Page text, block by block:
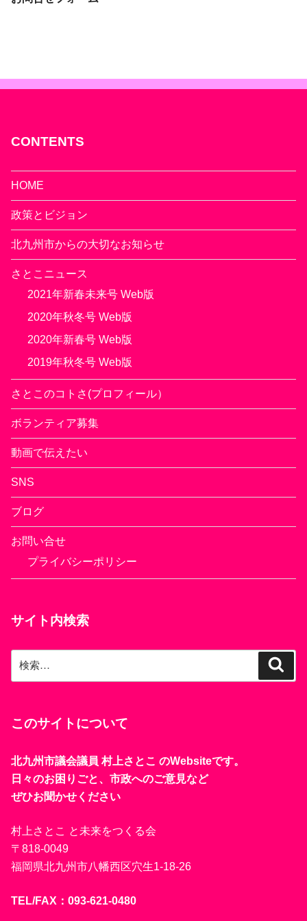
CONTENTS
HOME
政策とビジョン
北九州市からの大切なお知らせ
さとこニュース
2021年新春未来号 Web版
2020年秋冬号 Web版
2020年新春号 Web版
2019年秋冬号 Web版
さとこのコトさ(プロフィール）
ボランティア募集
動画で伝えたい
SNS
ブログ
お問い合せ
プライバシーポリシー
サイト内検索
検
このサイトについて
北九州市議会議員 村上さとこ のWebsiteです。
日々のお困りごと、市政へのご意見など
ぜひお聞かせください
村上さとこ と未来をつくる会
〒818-0049
福岡県北九州市八幡西区穴生1-18-26
TEL/FAX：093-621-0480